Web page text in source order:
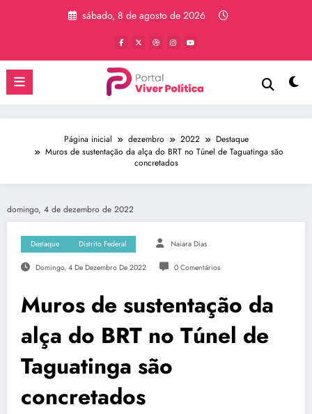
sábado, 8 de agosto de 2026
Página inicial dezembro 2022
Destaque
Muros de sustentação da alça do BRT no Túnel de Taguatinga são
concretados
domingo, 4 de dezembro de 2022
Destaque Distrito Federal Naiara Dias
Domingo, 4 De Dezembro De 2022 0 Comentários
Muros de sustentação da
alça do BRT no Túnel de
Taguatinga são
concretados